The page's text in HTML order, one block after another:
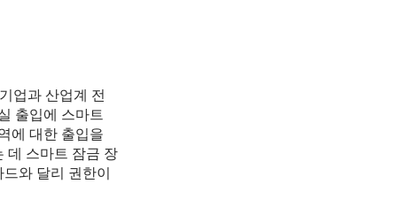
업과 산업계 전
출입에 스마트
에 대한 출입을
데 스마트 잠금 장
와 달리 권한이